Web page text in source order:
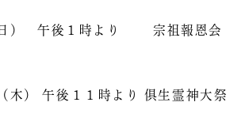
日） 午後１時より 宗祖報恩会
木） 午後１１時より 俱生霊神大祭